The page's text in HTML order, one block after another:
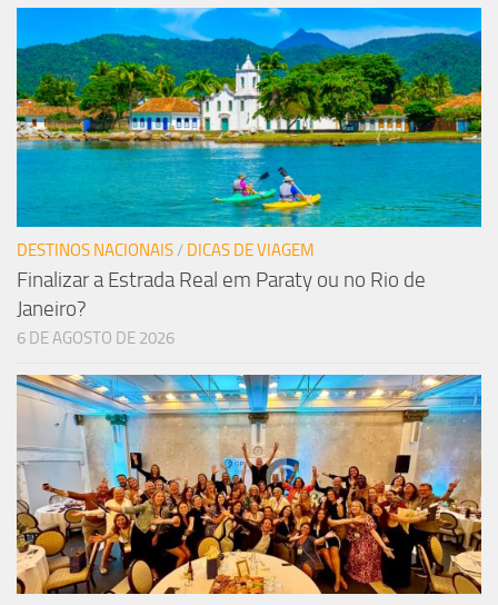
DESTINOS NACIONAIS/ DICAS DE VIAGEM
Finalizar a Estrada Real em Paraty ou no Rio de
Janeiro?
6 DE AGOSTO DE 2026